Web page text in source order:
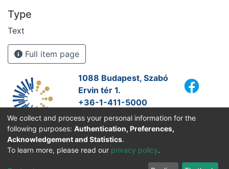
Type
Text
Full item page
1088 Budapest, Szabó
Ervin tér 1.
+36-1-411-5000
info@fszek.hu
https://fszek.hu
We collect and process your personal information for the
following purposes: Authentication, Preferences,
Acknowledgement and Statistics.
To learn more, please read our privacy policy.